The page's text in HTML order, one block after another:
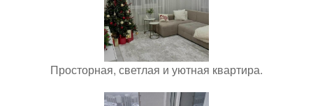
Просторная, светлая и уютная квартира.